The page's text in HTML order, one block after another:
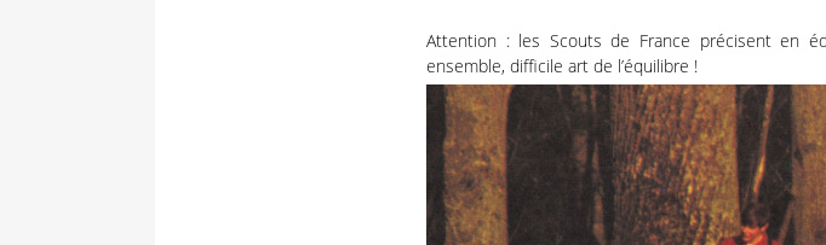
Attention : les Scouts de France précisent en
ensemble, difficile art de l’équilibre !